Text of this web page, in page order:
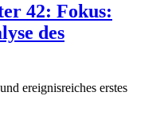
42: Fokus:
des
ereignisreiches erstes